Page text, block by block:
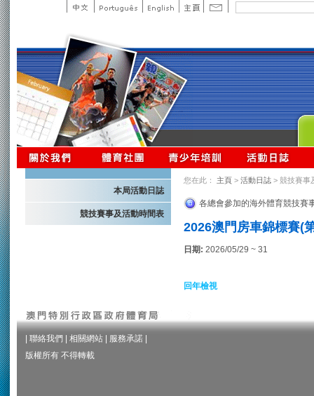
本局活動日誌
競技賽事及活動時間表
您在此： 主頁 > 活動日誌 > 競技賽事
各總會參加的海外體育競技賽
2026澳門房車錦標賽(
日期: 2026/05/29 ~ 31
回年檢視
聯絡我們 相關網站 服務承諾
版權所有 不得轉載